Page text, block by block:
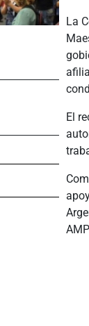
La
El